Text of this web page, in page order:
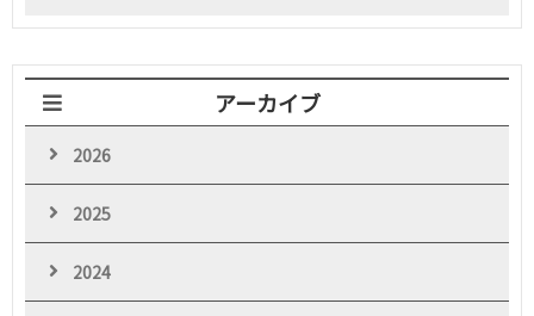
アーカイブ
2026
2025
2024